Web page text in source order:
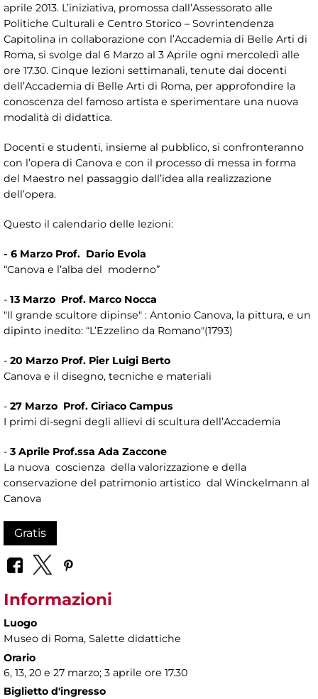
aprile 2013. L’iniziativa, promossa dall’Assessorato alle
Politiche Culturali e Centro Storico – Sovrintendenza
Capitolina in collaborazione con l’Accademia di Belle Arti di
Roma, si svolge dal 6 Marzo al 3 Aprile ogni mercoledì alle
ore 17.30. Cinque lezioni settimanali, tenute dai docenti
dell’Accademia di Belle Arti di Roma, per approfondire la
conoscenza del famoso artista e sperimentare una nuova
modalità di didattica.
Docenti e studenti, insieme al pubblico, si confronteranno
con l’opera di Canova e con il processo di messa in forma
del Maestro nel passaggio dall’idea alla realizzazione
dell’opera.
Questo il calendario delle lezioni:
- 6 Marzo Prof. Dario Evola
“Canova e l’alba del moderno”
- 13 Marzo Prof. Marco Nocca
"Il grande scultore dipinse" : Antonio Canova, la pittura, e un
dipinto inedito: “L’Ezzelino da Romano"(1793)
- 20 Marzo Prof. Pier Luigi Berto
Canova e il disegno, tecniche e materiali
- 27 Marzo Prof. Ciriaco Campus
I primi di-segni degli allievi di scultura dell’Accademia
- 3 Aprile Prof.ssa Ada Zaccone
La nuova coscienza della valorizzazione e della
conservazione del patrimonio artistico dal Winckelmann al
Canova
Gratis
Informazioni
Luogo
Museo di Roma, Salette didattiche
Orario
6, 13, 20 e 27 marzo; 3 aprile ore 17.30
Biglietto d'ingresso